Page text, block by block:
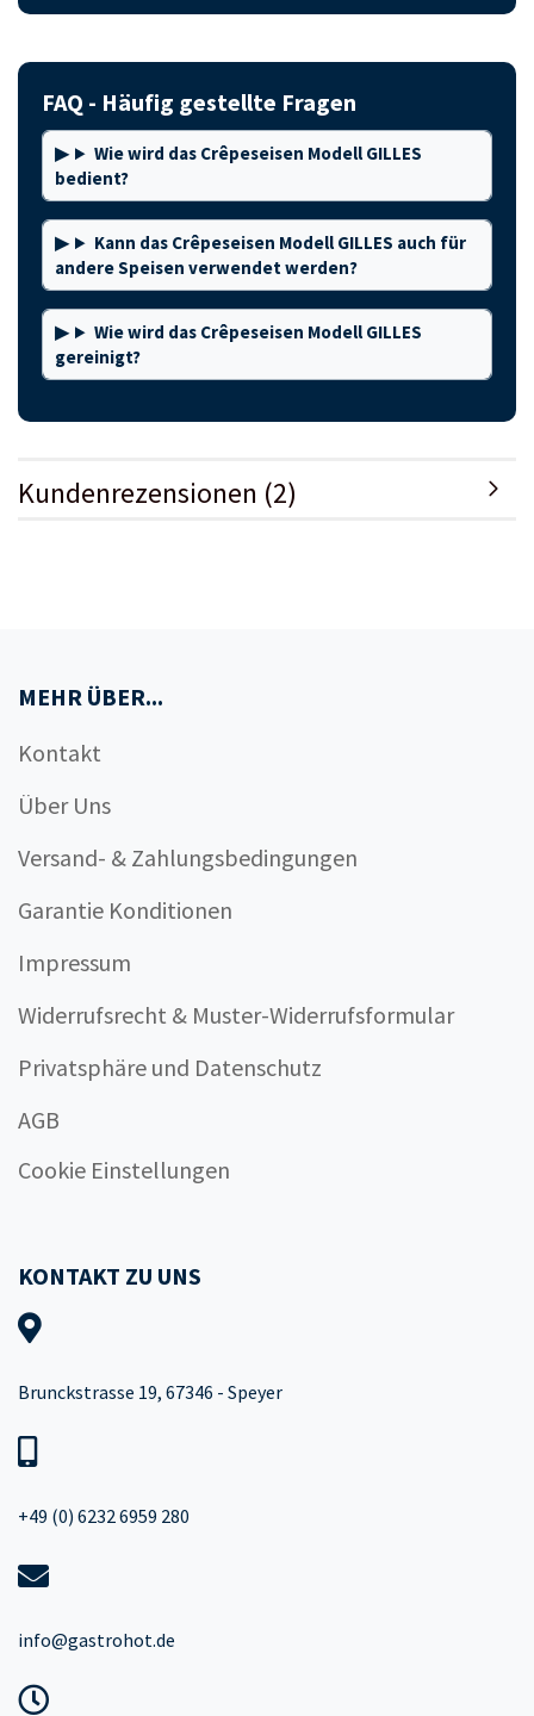
FAQ - Häufig gestellte Fragen
Wie wird das Crêpeseisen Modell GILLES
bedient?
Kann das Crêpeseisen Modell GILLES auch für
andere Speisen verwendet werden?
Wie wird das Crêpeseisen Modell GILLES
gereinigt?
Kundenrezensionen (2)
MEHR ÜBER...
Kontakt
Über Uns
Versand- & Zahlungsbedingungen
Garantie Konditionen
Impressum
Widerrufsrecht & Muster-Widerrufsformular
Privatsphäre und Datenschutz
AGB
Cookie Einstellungen
KONTAKT ZU UNS
Brunckstrasse 19, 67346 - Speyer
+49 (0) 6232 6959 280
info@gastrohot.de